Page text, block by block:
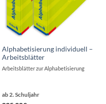
Alphabetisierung individuell –
Arbeitsblätter
ab 2. Schuljahr
Arbeitsblätter zur Alphabetisierung